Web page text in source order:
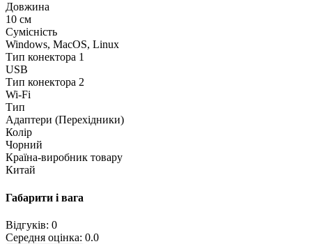
Довжина
10 см
Сумісність
Windows, MacOS, Linux
Тип конектора 1
USB
Тип конектора 2
Wi-Fi
Тип
Адаптери (Перехідники)
Колір
Чорний
Країна-виробник товару
Китай
Габарити і вага
Відгуків: 0
Середня оцінка: 0.0